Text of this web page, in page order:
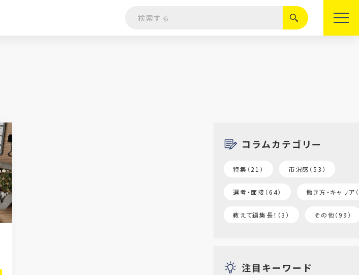
絞り込む
コラムカテゴリー
特集（21） 市況感（53）
選考・面接（64） 働き方・キャリア
教えて編集長！（3） その他（99）
注目キーワード